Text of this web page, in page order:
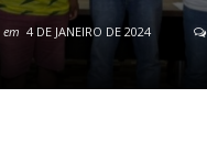
em 4 DE JANEIRO DE 2024